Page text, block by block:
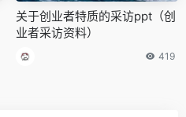
关于创业者特质的采访ppt（创
业者采访资料）
419